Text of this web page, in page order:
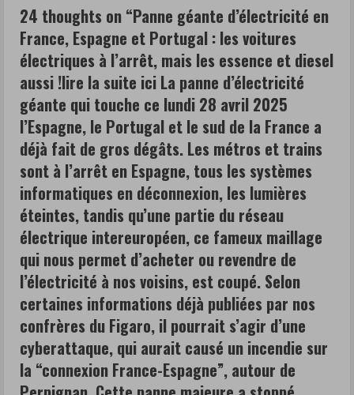
:
d’abord
pour
les
propriétaires
de
voitures
électriques,
mais
aussi
pour
ceux
qui
conduisent
hybrides
des
R
e
a
d
i
n
g
24 thoughts on “Panne géante d’électricité en
France, Espagne et Portugal : les voitures
électriques à l’arrêt, mais les essence et diesel
aussi !lire la suite ici La panne d’électricité
géante qui touche ce lundi 28 avril 2025
l’Espagne, le Portugal et le sud de la France a
déjà fait de gros dégâts. Les métros et trains
sont à l’arrêt en Espagne, tous les systèmes
informatiques en déconnexion, les lumières
éteintes, tandis qu’une partie du réseau
électrique intereuropéen, ce fameux maillage
qui nous permet d’acheter ou revendre de
l’électricité à nos voisins, est coupé. Selon
certaines informations déjà publiées par nos
confrères du Figaro, il pourrait s’agir d’une
cyberattaque, qui aurait causé un incendie sur
la “connexion France-Espagne”, autour de